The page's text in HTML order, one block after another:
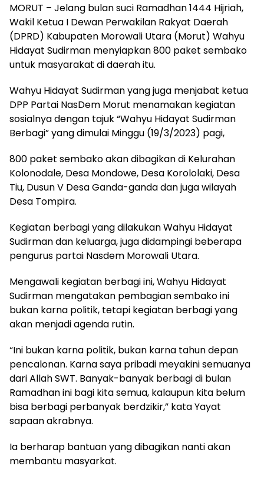
MORUT – Jelang bulan suci Ramadhan 1444 Hijriah,
Wakil Ketua I Dewan Perwakilan Rakyat Daerah
(DPRD) Kabupaten Morowali Utara (Morut) Wahyu
Hidayat Sudirman menyiapkan 800 paket sembako
untuk masyarakat di daerah itu.
Wahyu Hidayat Sudirman yang juga menjabat ketua
DPP Partai NasDem Morut menamakan kegiatan
sosialnya dengan tajuk “Wahyu Hidayat Sudirman
Berbagi” yang dimulai Minggu (19/3/2023) pagi,
800 paket sembako akan dibagikan di Kelurahan
Kolonodale, Desa Mondowe, Desa Korololaki, Desa
Tiu, Dusun V Desa Ganda-ganda dan juga wilayah
Desa Tompira.
Kegiatan berbagi yang dilakukan Wahyu Hidayat
Sudirman dan keluarga, juga didampingi beberapa
pengurus partai Nasdem Morowali Utara.
Mengawali kegiatan berbagi ini, Wahyu Hidayat
Sudirman mengatakan pembagian sembako ini
bukan karna politik, tetapi kegiatan berbagi yang
akan menjadi agenda rutin.
“Ini bukan karna politik, bukan karna tahun depan
pencalonan. Karna saya pribadi meyakini semuanya
dari Allah SWT. Banyak-banyak berbagi di bulan
Ramadhan ini bagi kita semua, kalaupun kita belum
bisa berbagi perbanyak berdzikir,” kata Yayat
sapaan akrabnya.
Ia berharap bantuan yang dibagikan nanti akan
membantu masyarkat.